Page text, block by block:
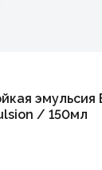
эмульсия
/ 150мл